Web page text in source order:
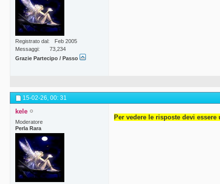
Registrato dal
Feb 2005
Messaggi
73,234
Grazie Partecipo / Passo
15-02-26, 00: 31
kele
Moderatore
Perla Rara
Per vedere le risposte devi